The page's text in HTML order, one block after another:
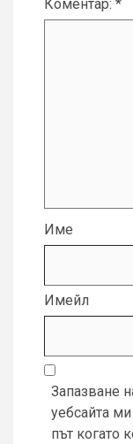
Коментар: *
Име
Имейл
Запазване
уебсайта
път когато